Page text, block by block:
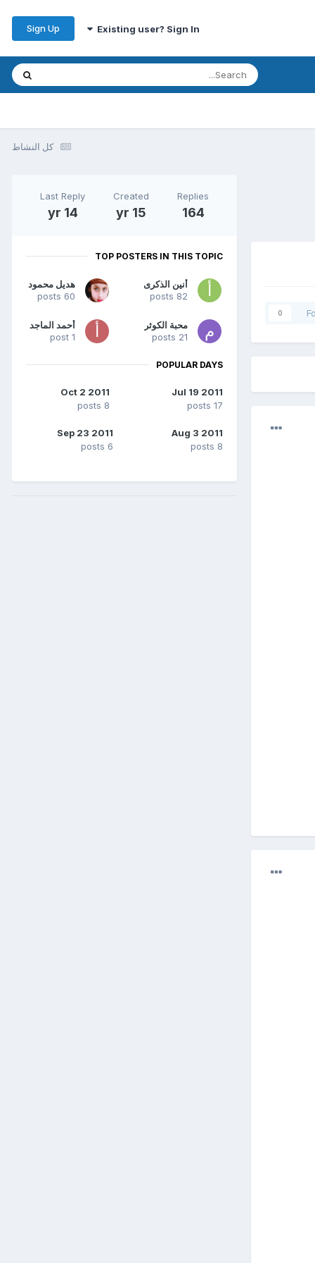
Existing user? Sign In
Sign Up
كل النشاط
0
Replies
164
Created
15 yr
Last Reply
14 yr
TOP POSTERS IN THIS TOPIC
أنين الذكرى
82 posts
هديل محمود
60 posts
محبة الكوثر
21 posts
أحمد الماجد
1 post
POPULAR DAYS
Jul 19 2011
17 posts
Oct 2 2011
8 posts
Aug 3 2011
8 posts
Sep 23 2011
6 posts